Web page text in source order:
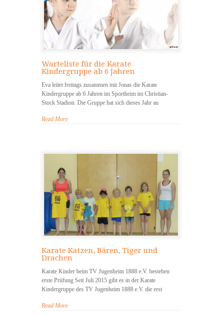
Warteliste für die Karate
Kindergruppe ab 6 Jahren
Eva leitet freitags zusammen mit Jonas die Karate
Kindergruppe ab 6 Jahren im Sportheim im Christian-
Stock Stadion. Die Gruppe hat sich dieses Jahr au
Read More
Karate Katzen, Bären, Tiger und
Drachen
Karate Kinder beim TV Jugenheim 1888 e.V. bestehen
erste Prüfung Seit Juli 2015 gibt es in der Karate
Kindergruppe des TV Jugenheim 1888 e.V. die erst
Read More